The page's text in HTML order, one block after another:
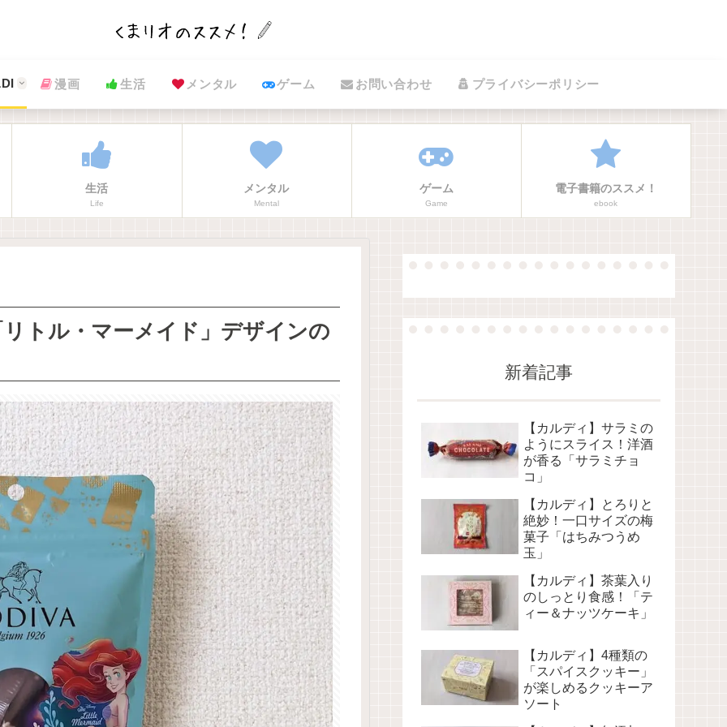
漫画 生活 メンタル ゲーム お問い合わせ プライバシーポリシー
生活
Life
メンタル
Mental
ゲーム
Game
電子書籍のススメ！
ebook
トル・マーメイド」デザインの
新着記事
【カルディ】サラミの
ようにスライス！洋酒
が香る「サラミチョ
コ」
【カルディ】とろりと
絶妙！一口サイズの梅
菓子「はちみつうめ
玉」
【カルディ】茶葉入り
のしっとり食感！「テ
ィー＆ナッツケーキ」
【カルディ】4種類の
「スパイスクッキー」
が楽しめるクッキーア
ソート